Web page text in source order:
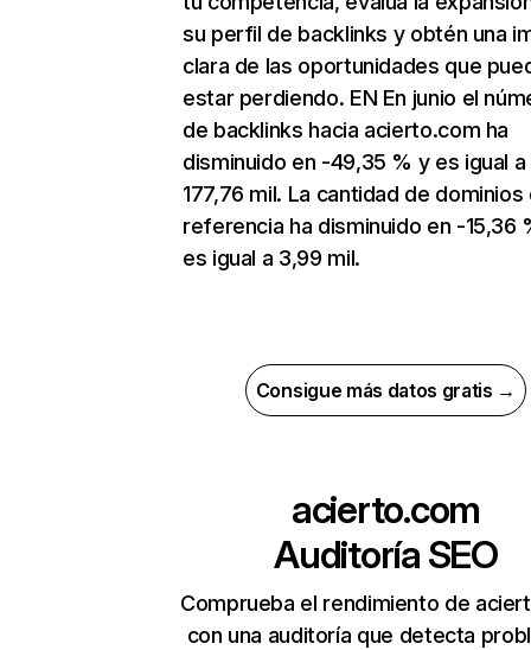
su perfil de backlinks y obtén una
clara de las oportunidades que
estar perdiendo. EN En junio el
de backlinks hacia acierto.com ha
disminuido en -49,35 % y es igual a
177,76 mil. La cantidad de dominios
referencia ha disminuido en -15,36
es igual a 3,99 mil.
Consigue más datos gratis →
acierto.com
Auditoría SEO
Comprueba el rendimiento de
con una auditoría que detecta